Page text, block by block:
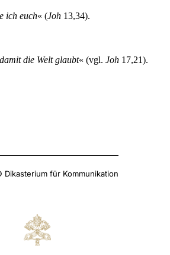
ich euch« (Joh 13,34).
die Welt glaubt« (vgl. Joh 17,21).
für Kommunikation